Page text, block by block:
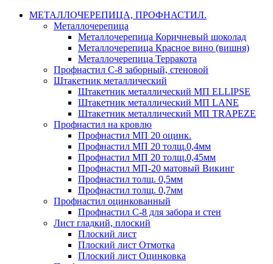
МЕТАЛЛОЧЕРЕПИЦА, ПРОФНАСТИЛ.
Металлочерепица
Металлочерепица Коричневый шоколад
Металлочерепица Красное вино (вишня)
Металлочерепица Терракота
Профнастил С-8 заборный, стеновой
Штакетник металлический
Штакетник металлический МП ELLIPSE
Штакетник металлический МП LАNE
Штакетник металлический МП TRAPEZE
Профнастил на кровлю
Профнастил МП 20 оцинк.
Профнастил МП 20 толщ.0,4мм
Профнастил МП 20 толщ.0,45мм
Профнастил МП-20 матовый Викинг
Профнастил толщ. 0,5мм
Профнастил толщ. 0,7мм
Профнастил оцинкованный
Профнастил С-8 для забора и стен
Лист гладкий, плоский
Плоский лист
Плоский лист Отмотка
Плоский лист Оцинковка